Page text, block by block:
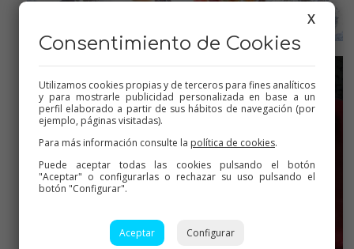
Añadir las pasas remojadas escurridas y las frutas troceadas
X
Consentimiento de Cookies
Utilizamos cookies propias y de terceros para fines analíticos
y para mostrarle publicidad personalizada en base a un
perfil elaborado a partir de sus hábitos de navegación (por
ejemplo, páginas visitadas).
Para más información consulte la política de cookies.
Puede aceptar todas las cookies pulsando el botón
"Aceptar" o configurarlas o rechazar su uso pulsando el
botón "Configurar".
Aceptar Configurar